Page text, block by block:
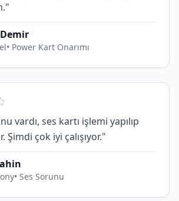
"
• Power Kart Onarımı
vardı, ses kartı işlemi yapılıp
Şimdi çok iyi çalışıyor."
• Ses Sorunu